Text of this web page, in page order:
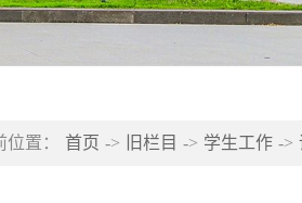
位置： 首页 -> 旧栏目 -> 学生工作 ->